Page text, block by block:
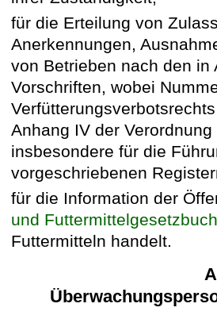
für die Erteilung von
Anerkennungen,
von Betrieben nach den in
Vorschriften, wobei
Anhang IV der
insbesondere für die
vorgeschriebenen
für die Information der
und
Futtermitteln handelt.